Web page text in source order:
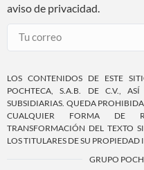
aviso de privacidad.
LOS CONTENIDOS DE ESTE
POCHTECA, S.A.B. DE C.V.,
SUBSIDIARIAS. QUEDA
CUALQUIER FORMA DE
TRANSFORMACIÓN DEL TEXTO
LOS TITULARES DE SU
GRUPO